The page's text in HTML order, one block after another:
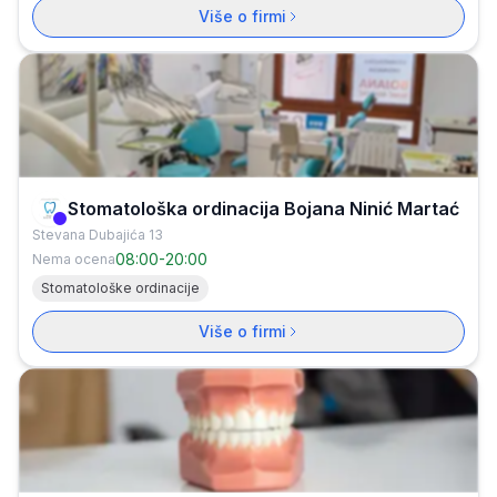
Više o firmi
Verifikovana firma
Stomatološka ordinacija Bojana Ninić Martać
Stevana Dubajića 13
Nema ocena08:00-20:00
Stomatološke ordinacije
Više o firmi